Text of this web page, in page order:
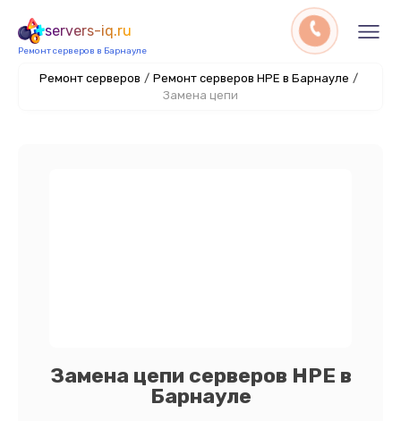
servers-iq.ru
Ремонт серверов в Барнауле
Ремонт серверов / Ремонт серверов HPE в Барнауле /
Замена цепи
Замена цепи серверов HPE в
Барнауле